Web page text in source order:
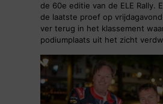
de 60e editie van de ELE Rally.
de laatste proef op
ver terug in het klassement
podiumplaats uit het zicht